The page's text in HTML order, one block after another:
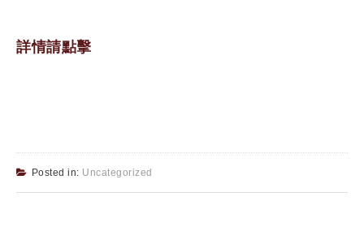
詳情請點擊
Posted in: Uncategorized